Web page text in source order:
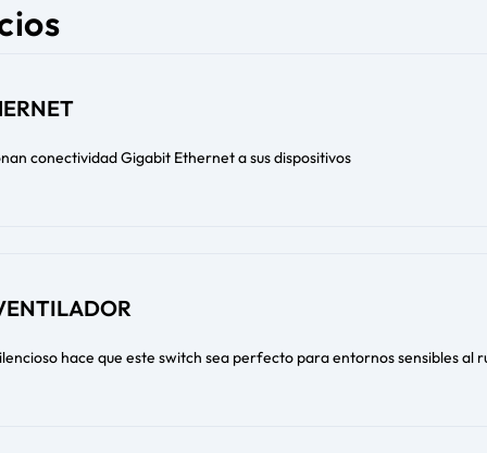
conectividad Gigabit Ethernet a sus dispositivos
hace que este switch sea perfecto para entornos sensibles al